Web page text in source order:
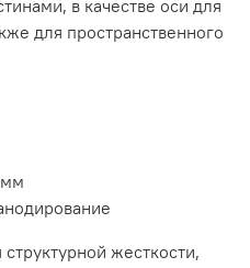
в качестве оси для
для пространственного
жесткости,